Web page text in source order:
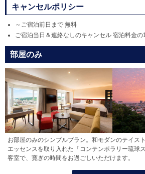
キャンセルポリシー
～ご宿泊前日まで 無料
ご宿泊当日＆連絡なしのキャンセル 宿泊料金の
部屋のみ
お部屋のみのシンプルプラン。和モダンのテイス
エッセンスを取り入れた「コンテンポラリー琉球
客室で、寛ぎの時間をお過ごしいただけます。